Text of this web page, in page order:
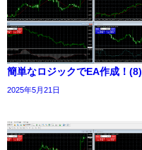
簡単なロジックでEA作成！(8)
2025年5月21日